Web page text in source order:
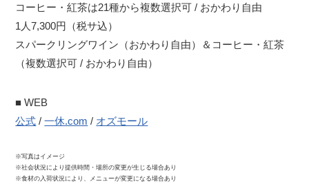
コーヒー・紅茶は21種から複数選択可 / おかわり自由
1人7,300円（税サ込）
スパークリングワイン（おかわり自由）＆コーヒー・紅茶
（複数選択可 / おかわり自由）
■ WEB
公式 /一休.com / オズモール
※写真はイメージ
※社会状況により提供時間・場所の変更が生じる場合あり
※食材の入荷状況により、メニューが変更になる場合あり